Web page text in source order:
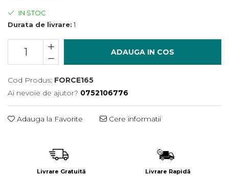
Polizoare Drepte
Rindele
Suflante
Suflante cu Aer Cald
Șlefuitoare
IN STOC
Durata de livrare: 1
ADAUGA IN COS
Cod Produs: FORCE165
Ai nevoie de ajutor? 0752106776
Adauga la Favorite Cere informatii
Livrare Gratuită Livrare Rapidă